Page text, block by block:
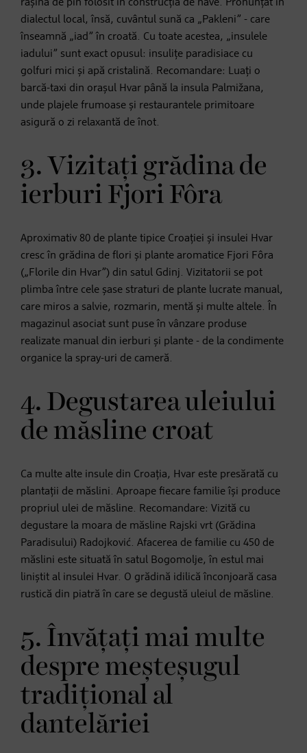
rășină de pin folosit în construcția de nave. Pronunțat în
dialectul local, însă, cuvântul sună ca „Pakleni” - care
înseamnă „iad” în croată. Cu toate acestea, „insulele
iadului” sunt exact opusul: insulițe paradisiace cu
golfuri mici și apă cristalină. Recomandare: Luați o
barcă-taxi din orașul Hvar până la insula Palmižana,
unde plajele frumoase și restaurantele primitoare
asigură o zi relaxantă de înot.
3. Vizitați grădina de
ierburi Fjori Fôra
Aproximativ 80 de plante tipice Croației și insulei Hvar
cresc în grădina de flori și plante aromatice Fjori Fôra
(„Florile din Hvar”) din satul Gdinj. Vizitatorii se pot
plimba între cele șase straturi de plante lucrate manual,
care miros a salvie, rozmarin, mentă și multe altele. În
magazinul asociat sunt puse în vânzare produse
realizate manual din ierburi și plante - de la condimente
organice la spray-uri de cameră.
4. Degustarea uleiului
de măsline croat
Ca multe alte insule din Croația, Hvar este presărată cu
plantații de măslini. Aproape fiecare familie își produce
propriul ulei de măsline. Recomandare: Vizită cu
degustare la moara de măsline Rajski vrt (Grădina
Paradisului) Radojković. Afacerea de familie cu 450 de
măslini este situată în satul Bogomolje, în estul mai
liniștit al insulei Hvar. O grădină idilică înconjoară casa
rustică din piatră în care se degustă uleiul de măsline.
5. Învățați mai multe
despre meșteșugul
tradițional al
dantelăriei